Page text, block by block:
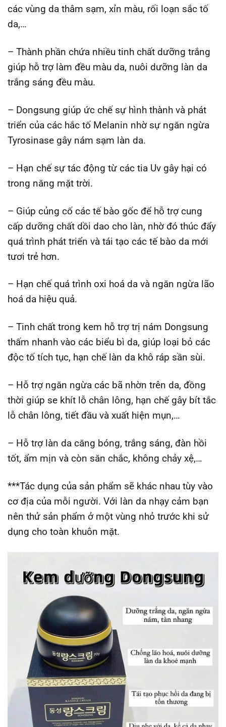
các vùng da thâm sạm, xỉn màu, rối loạn sắc tố
da,…
– Thành phần chứa nhiều tinh chất dưỡng trắng
giúp hỗ trợ làm đều màu da, nuôi dưỡng làn da
trắng sáng đều màu.
– Dongsung giúp ức chế sự hình thành và phát
triển của các hắc tố Melanin nhờ sự ngăn ngừa
Tyrosinase gây nám sạm làn da.
– Hạn chế sự tác động từ các tia Uv gây hại có
trong năng mặt trời.
– Giúp củng cố các tế bào gốc để hỗ trợ cung
cấp dưỡng chất dồi dao cho làn, nhờ đó thúc đẩy
quá trình phát triển và tái tạo các tế bào da mới
tươi trẻ hơn.
– Hạn chế quá trình oxi hoá da và ngăn ngừa lão
hoá da hiệu quả.
– Tinh chất trong kem hỗ trợ trị nám Dongsung
thấm nhanh vào các biểu bì da, giúp loại bỏ các
độc tố tích tục, hạn chế làn da khô ráp sần sùi.
– Hỗ trợ ngăn ngừa các bã nhờn trên da, đồng
thời giúp se khít lỗ chân lông, hạn chế gây bít tắc
lỗ chân lông, tiết đầu và xuất hiện mụn,…
– Hỗ trợ làn da căng bóng, trắng sáng, đàn hồi
tốt, ẩm mịn và còn săn chắc, không chảy xệ,…
***Tác dụng của sản phẩm sẽ khác nhau tùy vào
cơ địa của mỗi người. Với làn da nhạy cảm bạn
nên thử sản phẩm ở một vùng nhỏ trước khi sử
dụng cho toàn khuôn mặt.